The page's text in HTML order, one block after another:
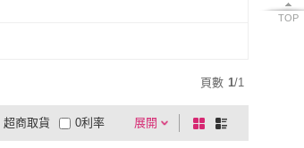
TOP
頁數 1/1
展開
電視購物
超商取貨 0利率
棋
盤
列